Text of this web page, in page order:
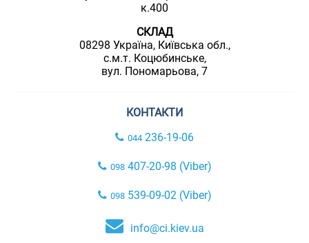
к.400
СКЛАД
08298 Україна, Київська обл.,
с.м.т. Коцюбинське,
вул. Пономарьова, 7
КОНТАКТИ
044 236-19-06
098407-20-98 (Viber)
098539-09-02 (Viber)
info@ci.kiev.ua